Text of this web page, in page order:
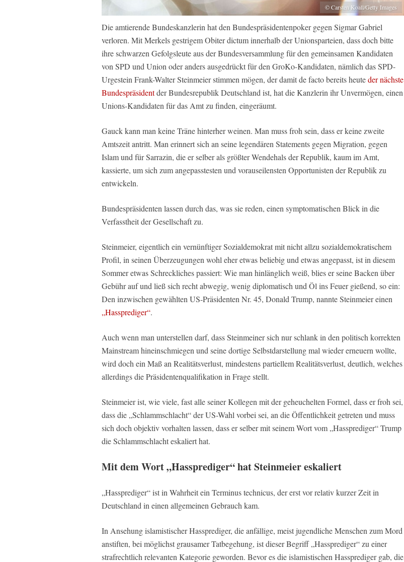
© Carsten Koall/Getty Images
Die amtierende Bundeskanzlerin hat den Bundespräsidentenpoker gegen Sigmar Gabriel
verloren. Mit Merkels gestrigem Obiter dictum innerhalb der Unionsparteien, dass doch bitte
ihre schwarzen Gefolgsleute aus der Bundesversammlung für den gemeinsamen Kandidaten
von SPD und Union oder anders ausgedrückt für den GroKo-Kandidaten, nämlich das SPD-
Urgestein Frank-Walter Steinmeier stimmen mögen, der damit de facto bereits heuteder nächste
Bundespräsidentder Bundesrepublik Deutschland ist, hat die Kanzlerin ihr Unvermögen, einen
Unions-Kandidaten für das Amt zu finden, eingeräumt.
Gauck kann man keine Träne hinterher weinen. Man muss froh sein, dass er keine zweite
Amtszeit antritt. Man erinnert sich an seine legendären Statements gegen Migration, gegen
Islam und für Sarrazin, die er selber als größter Wendehals der Republik, kaum im Amt,
kassierte, um sich zum angepasstesten und vorauseilensten Opportunisten der Republik zu
entwickeln.
Bundespräsidenten lassen durch das, was sie reden, einen symptomatischen Blick in die
Verfasstheit der Gesellschaft zu.
Steinmeier, eigentlich ein vernünftiger Sozialdemokrat mit nicht allzu sozialdemokratischem
Profil, in seinen Überzeugungen wohl eher etwas beliebig und etwas angepasst, ist in diesem
Sommer etwas Schreckliches passiert: Wie man hinlänglich weiß, blies er seine Backen über
Gebühr auf und ließ sich recht abwegig, wenig diplomatisch und Öl ins Feuer gießend, so ein:
Den inzwischen gewählten US-Präsidenten Nr. 45, Donald Trump, nannte Steinmeier einen
„Hassprediger“.
Auch wenn man unterstellen darf, dass Steinmeiner sich nur schlank in den politisch korrekten
Mainstream hineinschmiegen und seine dortige Selbstdarstellung mal wieder erneuern wollte,
wird doch ein Maß an Realitätsverlust, mindestens partiellem Realitätsverlust, deutlich, welches
allerdings die Präsidentenqualifikation in Frage stellt.
Steinmeier ist, wie viele, fast alle seiner Kollegen mit der geheuchelten Formel, dass er froh sei,
dass die „Schlammschlacht“ der US-Wahl vorbei sei, an die Öffentlichkeit getreten und muss
sich doch objektiv vorhalten lassen, dass er selber mit seinem Wort vom „Hassprediger“ Trump
die Schlammschlacht eskaliert hat.
Mit dem Wort „Hassprediger“ hat Steinmeier eskaliert
„Hassprediger“ ist in Wahrheit ein Terminus technicus, der erst vor relativ kurzer Zeit in
Deutschland in einen allgemeinen Gebrauch kam.
In Ansehung islamistischer Hassprediger, die anfällige, meist jugendliche Menschen zum Mord
anstiften, bei möglichst grausamer Tatbegehung, ist dieser Begriff „Hassprediger“ zu einer
strafrechtlich relevanten Kategorie geworden. Bevor es die islamistischen Hassprediger gab, die